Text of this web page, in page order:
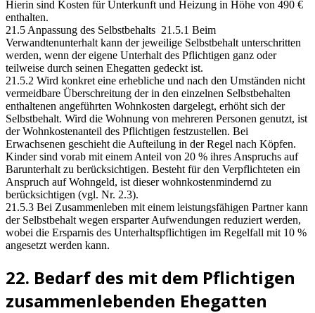
Hierin sind Kosten für Unterkunft und Heizung in Höhe von 490 €
enthalten.
21.5 Anpassung des Selbstbehalts 21.5.1 Beim
Verwandtenunterhalt kann der jeweilige Selbstbehalt unterschritten
werden, wenn der eigene Unterhalt des Pflichtigen ganz oder
teilweise durch seinen Ehegatten gedeckt ist.
21.5.2 Wird konkret eine erhebliche und nach den Umständen nicht
vermeidbare Überschreitung der in den einzelnen Selbstbehalten
enthaltenen angeführten Wohnkosten dargelegt, erhöht sich der
Selbstbehalt. Wird die Wohnung von mehreren Personen genutzt, ist
der Wohnkostenanteil des Pflichtigen festzustellen. Bei
Erwachsenen geschieht die Aufteilung in der Regel nach Köpfen.
Kinder sind vorab mit einem Anteil von 20 % ihres Anspruchs auf
Barunterhalt zu berücksichtigen. Besteht für den Verpflichteten ein
Anspruch auf Wohngeld, ist dieser wohnkostenmindernd zu
berücksichtigen (vgl. Nr. 2.3).
21.5.3 Bei Zusammenleben mit einem leistungsfähigen Partner kann
der Selbstbehalt wegen ersparter Aufwendungen reduziert werden,
wobei die Ersparnis des Unterhaltspflichtigen im Regelfall mit 10 %
angesetzt werden kann.
22. Bedarf des mit dem Pflichtigen
zusammenlebenden Ehegatten